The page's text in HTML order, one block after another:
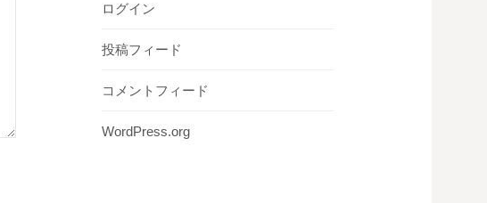
ログイン
投稿フィード
コメントフィード
WordPress.org